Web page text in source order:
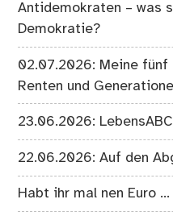
Antidemokraten – was
Demokratie?
02.07.2026: Meine fünf
Renten und
23.06.2026:
22.06.2026: Auf den
Habt ihr mal nen Euro